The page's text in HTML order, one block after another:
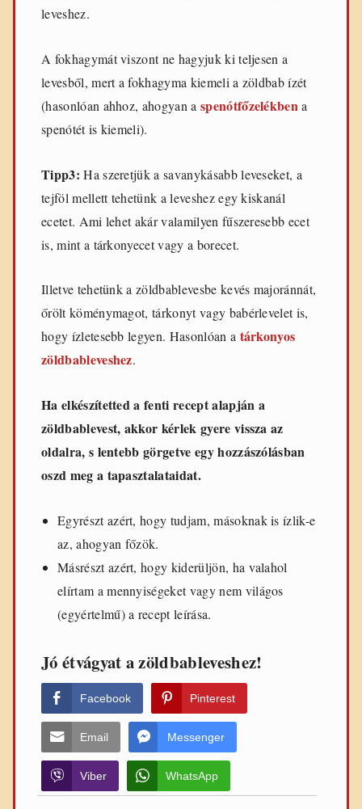
leveshez.
A fokhagymát viszont ne hagyjuk ki teljesen a
levesből, mert a fokhagyma kiemeli a zöldbab ízét
(hasonlóan ahhoz, ahogyan a spenótfőzelékbena
spenótét is kiemeli).
Tipp3: Ha szeretjük a savanykásabb leveseket, a
tejföl mellett tehetünk a leveshez egy kiskanál
ecetet. Ami lehet akár valamilyen fűszeresebb ecet
is, mint a tárkonyecet vagy a borecet.
Illetve tehetünk a zöldbablevesbe kevés majoránnát,
őrölt köménymagot, tárkonyt vagy babérlevelet is,
hogy ízletesebb legyen. Hasonlóan a tárkonyos
zöldbableveshez.
Ha elkészítetted a fenti recept alapján a
zöldbablevest, akkor kérlek gyere vissza az
oldalra, s lentebb görgetve egy hozzászólásban
oszd meg a tapasztalataidat.
Egyrészt azért, hogy tudjam, másoknak is ízlik-e
az, ahogyan főzök.
Másrészt azért, hogy kiderüljön, ha valahol
elírtam a mennyiségeket vagy nem világos
(egyértelmű) a recept leírása.
Jó étvágyat a zöldbableveshez!
Facebook Pinterest
Email Messenger
Viber WhatsApp